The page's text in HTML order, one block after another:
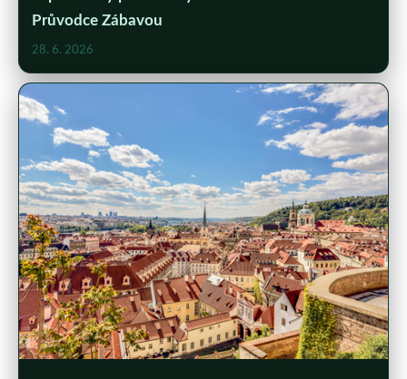
Průvodce Zábavou
28. 6. 2026